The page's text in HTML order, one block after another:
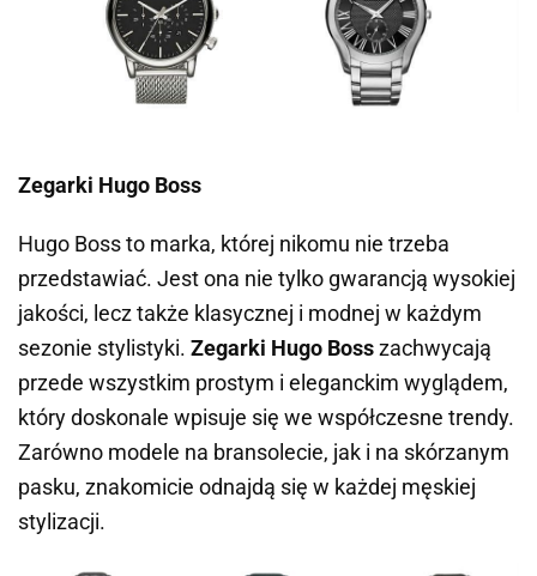
Zegarki Hugo Boss
Hugo Bossto marka, której nikomu nie trzeba
przedstawiać. Jest ona nie tylko gwarancją wysokiej
jakości, lecz także klasycznej i modnej w każdym
sezonie stylistyki. Zegarki Hugo Bosszachwycają
przede wszystkim prostym i eleganckim wyglądem,
który doskonale wpisuje się we współczesne trendy.
Zarówno modele na bransolecie, jak i na skórzanym
pasku, znakomicie odnajdą się w każdej męskiej
stylizacji.